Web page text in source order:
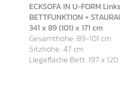
ECKSOFA IN U-FORM
BETTFUNKTION +
341 x 89 (101) x 171 cm
Gesamthöhe: 89-101 cm
Sitzhöhe: 47 cm
Liegefläche Bett: 197 x